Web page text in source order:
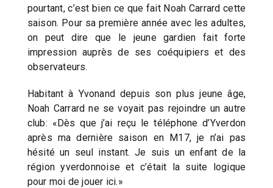
pourtant, c’est bien ce que fait Noah Carrard cette
saison. Pour sa première année avec les adultes,
on peut dire que le jeune gardien fait forte
impression auprès de ses coéquipiers et des
observateurs.
Habitant à Yvonand depuis son plus jeune âge,
Noah Carrard ne se voyait pas rejoindre un autre
club: «Dès que j’ai reçu le téléphone d’Yverdon
après ma dernière saison en M17, je n’ai pas
hésité un seul instant. Je suis un enfant de la
région yverdonnoise et c’était la suite logique
pour moi de jouer ici.»